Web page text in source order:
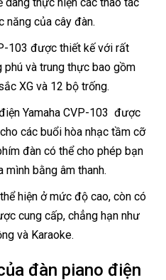
năng của cây đàn.
103 được thiết kế với rất
phú và trung thực bao gồm
XG và 12 bộ trống.
Yamaha CVP-103 được
các buổi hòa nhạc tầm cỡ
đàn có thể cho phép bạn
bằng âm thanh.
hiện ở mức độ cao, còn có
cung cấp, chẳng hạn như
và Karaoke.
đàn piano điện